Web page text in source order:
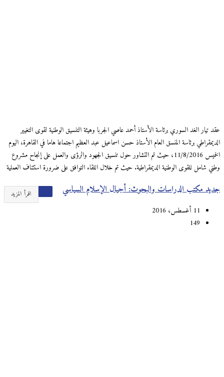
عقد تيار الغد السوري برئاسة الأستاذ أحمد عاصي الجربا وهيئة التنسيق الوطنية لقوى التغيير
الديمقراطي برئاسة المنسق العام الأستاذ حسن اسماعيل عبد العظيم اجتماعا هاما في القاهرة، اليوم
الخميس 11/8/2016، حيث تم التشاور حول تنسيق الجهود والرؤى والعمل على إنجاح مشروع
وطني شامل للقوى الوطنية الديمقراطية. حيث تم خلال اللقاء التوافق على ضرورة استئناف العملية
اقرأ المزيد جديد مكتب الدراسات والبحوث: أجيال الإسلام السياسي
11 أغسطس، 2016
149